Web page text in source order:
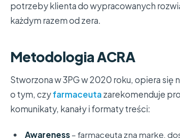
potrzeby klienta do wypracowanych
każdym razem od zera.
Metodologia ACRA
Stworzona w 3PG w 2020 roku, opiera
o tym, czyfarmaceuta zarekomenduje
komunikaty, kanały i formaty treści:
Awareness– farmaceuta zna markę,